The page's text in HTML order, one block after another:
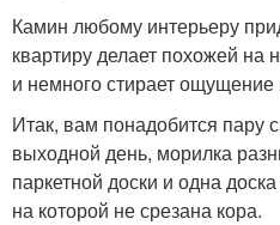
Камин любому интерьеру
квартиру делает похожей
и немного стирает ощущение
Итак, вам понадобится пару
выходной день, морилка
паркетной доски и одна
на которой не срезана кора.